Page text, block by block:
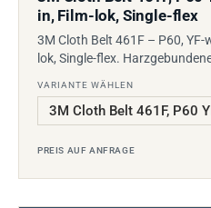
in, Film-lok, Single-flex
3M Cloth Belt 461F – P60, YF-
lok, Single-flex.
VARIANTE WÄHLEN
PREIS AUF ANFRAGE